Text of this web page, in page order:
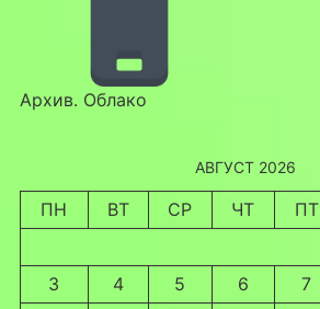
Архив. Облако
АВГУСТ 2026
ПН ВТ СР ЧТ ПТ
3
4 5 6 7